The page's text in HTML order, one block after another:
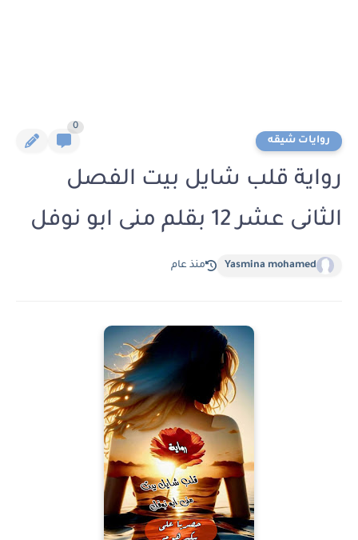
روايات شيقه
0
رواية قلب شايل بيت الفصل
الثانى عشر 12 بقلم منى ابو نوفل
Yasmina mohamed منذ عام